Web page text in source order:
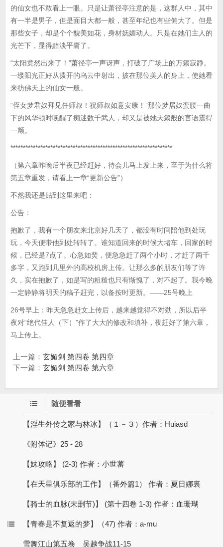
的仙女也不敢看上一眼。只是让萧径亭注意的是，这群人中，其中
有一半是男子，但是面目大都一般，甚至年纪也有些偏大了。但是
那些女子，却是个个貌美如花，身材妩媚动人。只是在她们主人的
光芒下，显得黯淡平庸了。
“太阳竟然出来了！”萧径亭一声讶声，打破了广场上的万籁寂静。
一缕阳光正好从拨开的乌云中射出，披在那位美人的身上，使她看
来彷佛天上的仙女一般。
“侄女梦君奴拜见任师叔！祝师叔如意安康！”那位梦居奴蛮腰一曲
下的风华顿时唤醒了痴迷数千武人，却又是被她天籁般的言语震得
一颤。
*****************************************************************
（第六章昨晚后半夜已经赶好，待会儿马上发上来，至于为什么将
第五章重发，请看上一章“更新公告”）
不然我还是贴到这里来吧：
公告：
抱歉了，我有一个朋友来北京好几天了，都没有时间陪他到处玩
玩，今天便带他到处转转了。谁知道回来的时候大堵车，回家的时
候，已经是7点了。心急如焚，便急急赶了两个小时，才赶了两千
多字，又跑到几里外的高校机房上传。让那么多的朋友们等了许
久，实在抱歉了，如是写的粗糙也只有惭愧了，对不起了。我今晚
一定静静将明天的稿子赶完，以备按时更新。——25号晚上
26号早上：昨天急急赶文上传后，越来越觉得不对劲，所以后半
夜对“绝代佳人（下）”作了大大的修改和填补，夜赶好了第六章，
马上传上。
上一篇： 玄媚剑 第四卷 第四章
下一篇： 玄媚剑 第四卷 第六章
随便看看
【淫生外传之家与林冰】（１－３）作者：Huiasd
《附体记》25 - 28
【妹攻略】 (2-3) 作者：小世蕃
【在天星俱乐部的工作】（番外篇1） 作者：夏日娜裏
【骑士的血脉(未删节)】 (第十四卷 1-3) 作者：血珊瑚
【青春是不复返的梦】（47) 作者：a-mu
雪舞江山第五卷 吴越争战11-15